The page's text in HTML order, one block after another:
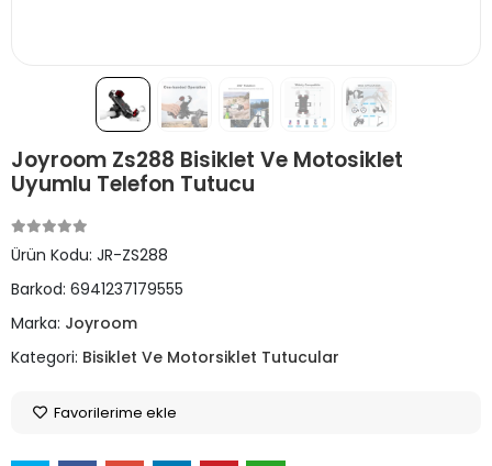
Joyroom Zs288 Bisiklet Ve Motosiklet
Uyumlu Telefon Tutucu
Ürün Kodu: JR-ZS288
Barkod: 6941237179555
Marka: Joyroom
Kategori: Bisiklet Ve Motorsiklet Tutucular
Favorilerime ekle